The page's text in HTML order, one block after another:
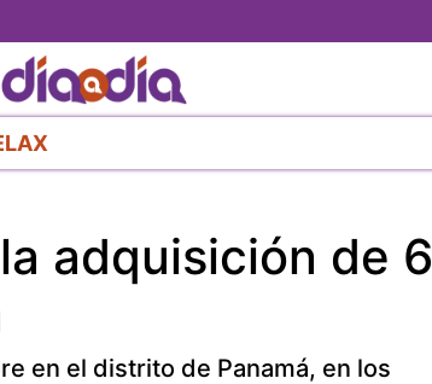
al
contenido
principal
adquisición de 6
en el distrito de Panamá, en los